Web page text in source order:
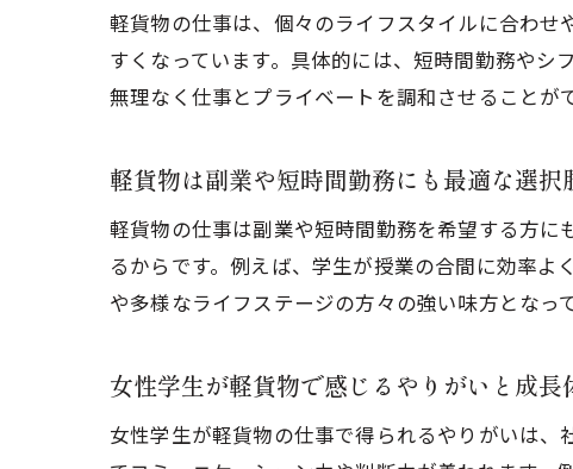
軽貨物の仕事は、個々のライフスタイルに合わ
すくなっています。具体的には、短時間勤務やシ
無理なく仕事とプライベートを調和させることが
軽貨物は副業や短時間勤務にも最適な選択
軽貨物の仕事は副業や短時間勤務を希望する方
るからです。例えば、学生が授業の合間に効率
や多様なライフステージの方々の強い味方となって
女性学生が軽貨物で感じるやりがいと成長
女性学生が軽貨物の仕事で得られるやりがいは